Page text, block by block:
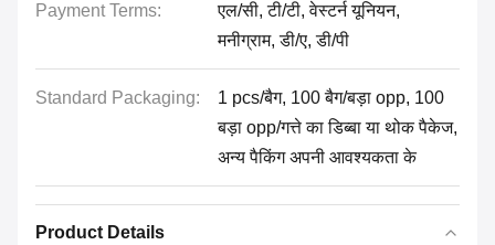
Payment Terms:
एल/सी, टी/टी, वेस्टर्न यूनियन,
मनीग्राम, डी/ए, डी/पी
Standard Packaging:
1 pcs/बैग, 100 बैग/बड़ा opp, 100
बड़ा opp/गत्ते का डिब्बा या थोक पैकेज,
अन्य पैकिंग अपनी आवश्यकता के
Product Details